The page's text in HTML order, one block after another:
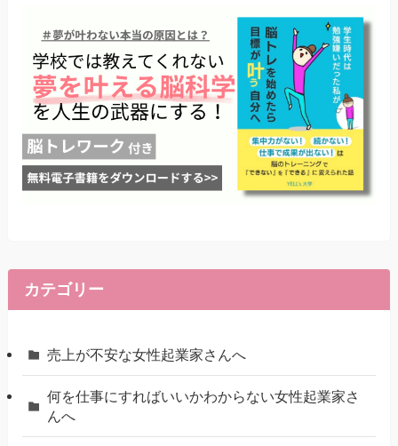
カテゴリー
売上が不安な女性起業家さんへ
何を仕事にすればいいかわからない女性起業家さ
んへ